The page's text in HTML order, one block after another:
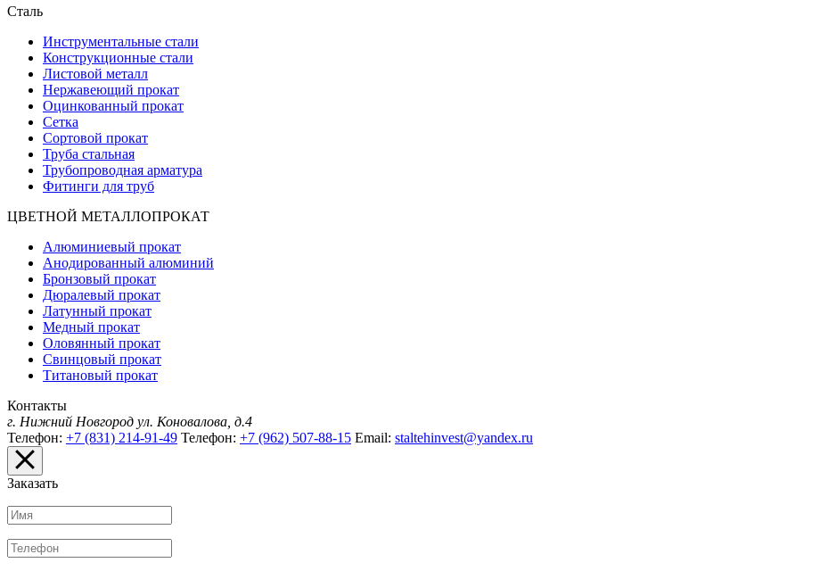
Сталь
Инструментальные стали
Конструкционные стали
Листовой металл
Нержавеющий прокат
Оцинкованный прокат
Сетка
Сортовой прокат
Труба стальная
Трубопроводная арматура
Фитинги для труб
ЦВЕТНОЙ МЕТАЛЛОПРОКАТ
Алюминиевый прокат
Анодированный алюминий
Бронзовый прокат
Дюралевый прокат
Латунный прокат
Медный прокат
Оловянный прокат
Свинцовый прокат
Титановый прокат
Контакты
г. Нижний Новгород ул. Коновалова, д.4
Телефон: +7 (831) 214-91-49 Телефон: +7 (962) 507-88-15 Email: staltehinvest@yandex.ru
Заказать